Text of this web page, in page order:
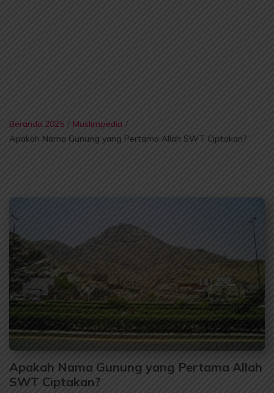
Beranda 2025 / Muslimpedia /
Apakah Nama Gunung yang Pertama Allah SWT Ciptakan?
Apakah Nama Gunung yang Pertama Allah
SWT Ciptakan?